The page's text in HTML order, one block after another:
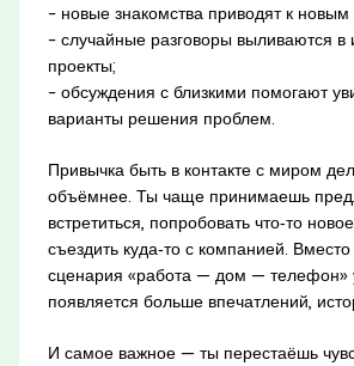
– новые знакомства приводят к
– случайные разговоры выливаются в
проекты;
– обсуждения с близкими помогают
варианты решения проблем.
Привычка быть в контакте с миром
объёмнее. Ты чаще принимаешь
встретиться, попробовать что‑то
съездить куда‑то с компанией.
сценария «работа — дом — телефон»
появляется больше впечатлений,
И самое важное — ты перестаёшь